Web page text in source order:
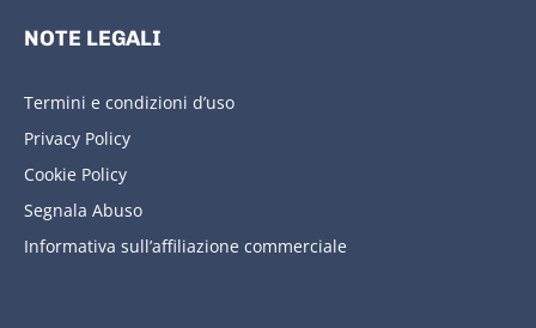
NOTE LEGALI
Termini e condizioni d’uso
Privacy Policy
Cookie Policy
Segnala Abuso
Informativa sull’affiliazione commerciale